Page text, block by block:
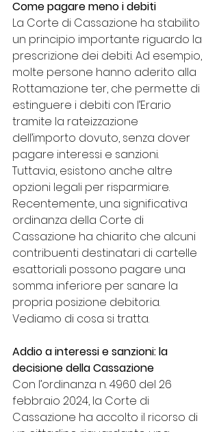
Come pagare meno i debiti
La Corte di Cassazione ha stabilito
un principio importante riguardo la
prescrizione dei debiti. Ad esempio,
molte persone hanno aderito alla
Rottamazione ter, che permette di
estinguere i debiti con l’Erario
tramite la rateizzazione
dell’importo dovuto, senza dover
pagare interessi e sanzioni.
Tuttavia, esistono anche altre
opzioni legali per risparmiare.
Recentemente, una significativa
ordinanza della Corte di
Cassazione ha chiarito che alcuni
contribuenti destinatari di cartelle
esattoriali possono pagare una
somma inferiore per sanare la
propria posizione debitoria.
Vediamo di cosa si tratta.
Addio a interessi e sanzioni: la
decisione della Cassazione
Con l’ordinanza n. 4960 del 26
febbraio 2024, la Corte di
Cassazione ha accolto il ricorso di